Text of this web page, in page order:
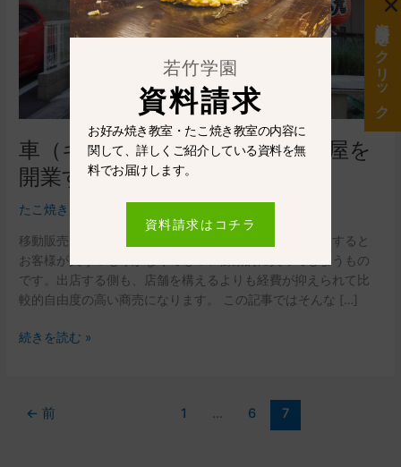
車（キッチンカー）でたこ焼き屋を
開業するには？
たこ焼き屋
移動販売で行う飲食店は車を目立つようにディスプレイすると
お客様が買うつもりがなくてもつい衝動的に買ってしまうもの
です。出店する側も、店舗を構えるよりも経費が抑えられて比
較的自由度の高い商売になります。 この記事ではそんな […]
カ
ー）
こ
屋
を
開
業
る
に
は？
続きを読む »
← 前 1 … 6 7
資料請求をクリック
若竹学園
資料請求
お好み焼き教室・たこ焼き教室の内容に
関して、詳しくご紹介している資料を無
料でお届けします。
資料請求はコチラ